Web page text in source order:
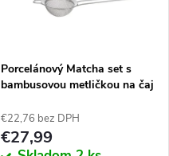
Porcelánový Matcha set s
bambusovou metličkou na čaj
€22,76 bez DPH
€27,99